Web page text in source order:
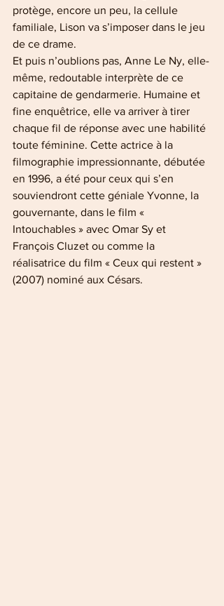
protège, encore un peu, la cellule
familiale, Lison va s’imposer dans le jeu
de ce drame.
Et puis n’oublions pas, Anne Le Ny, elle-
même, redoutable interprète de ce
capitaine de gendarmerie. Humaine et
fine enquêtrice, elle va arriver à tirer
chaque fil de réponse avec une habilité
toute féminine. Cette actrice à la
filmographie impressionnante, débutée
en 1996, a été pour ceux qui s’en
souviendront cette géniale Yvonne, la
gouvernante, dans le film «
Intouchables » avec Omar Sy et
François Cluzet ou comme la
réalisatrice du film « Ceux qui restent »
(2007) nominé aux Césars.